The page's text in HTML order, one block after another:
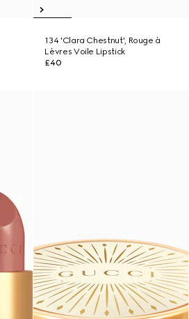
134 'Clara Chestnut', Rouge à
Lèvres Voile Lipstick
£40